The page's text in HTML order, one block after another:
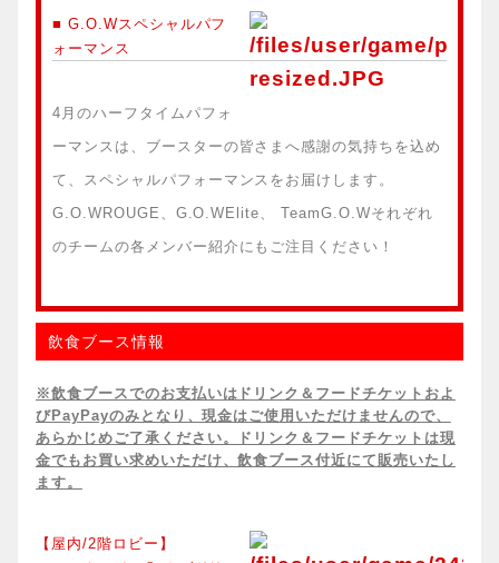
■ G.O.Wスペシャルパフ
ォーマンス
4月のハーフタイムパフォ
ーマンスは、ブースターの皆さまへ感謝の気持ちを込め
て、スペシャルパフォーマンスをお届けします。
G.O.WROUGE、G.O.WElite、 TeamG.O.Wそれぞれ
のチームの各メンバー紹介にもご注目ください！
飲食ブース情報
※飲食ブースでのお支払いはドリンク＆フードチケットおよ
びPayPayのみとなり、現金はご使用いただけませんので、
あらかじめご了承ください。ドリンク＆フードチケットは現
金でもお買い求めいただけ、飲食ブース付近にて販売いたし
ます。
【屋内/2階ロビー】